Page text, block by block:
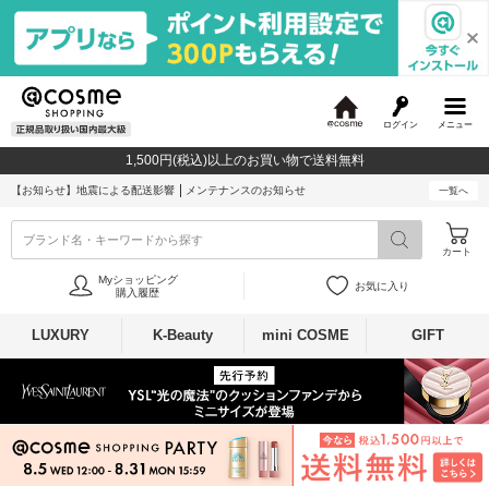
メニュー
ログイン
c
o
1,500円(税込)以上のお買い物で送料無料
【お知らせ】 地震による配送影響 メンテナンスのお知らせ 一覧へ
ブランド名・キーワードから探す
カート
Myショッピング
購入履歴
お気に入り
LUXURY K-Beauty mini COSME GIFT